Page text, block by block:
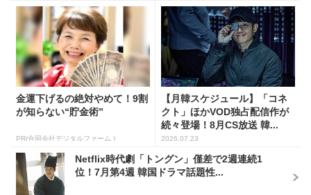
金運下げるの絶対やめて！9割
が知らない“貯金術”
PR(合同会社デジタルファーム )
【月韓スケジュール】「コネ
クト」ほかVOD独占配信作が
続々登場！8月CS放送 韓...
2026.07.23
Netflix時代劇「トングン」僅差で2週連続1
位！7月第4週 韓国ドラマ話題性...